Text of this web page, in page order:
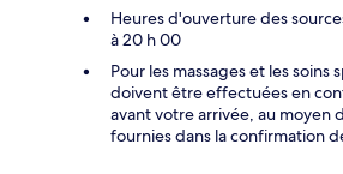
Heures d'ouverture des
à 20 h 00
Pour les massages et les soins
doivent être effectuées en
avant votre arrivée, au moyen
fournies dans la confirmation